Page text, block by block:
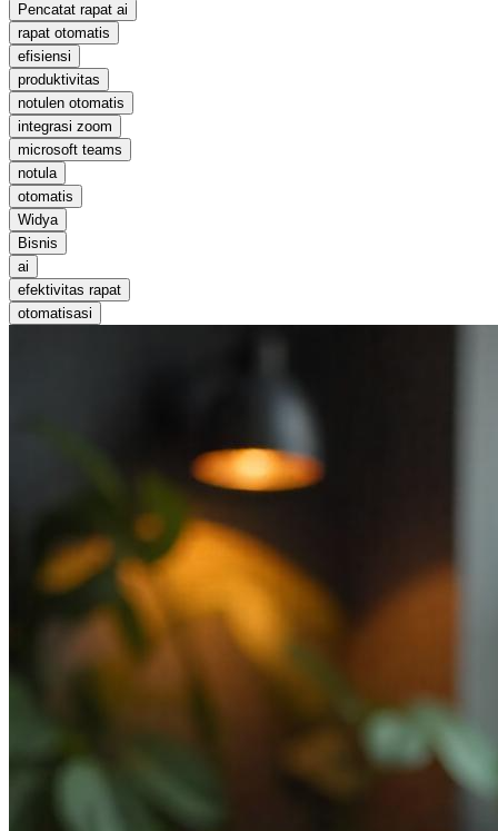
Pencatat rapat ai
rapat otomatis
efisiensi
produktivitas
notulen otomatis
integrasi zoom
microsoft teams
notula
otomatis
Widya
Bisnis
ai
efektivitas rapat
otomatisasi